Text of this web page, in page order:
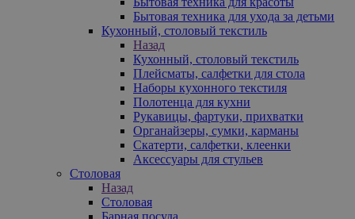
Бытовая техника для ухода за детьми
Кухонный, столовый текстиль
Назад
Кухонный, столовый текстиль
Плейсматы, салфетки для стола
Наборы кухонного текстиля
Полотенца для кухни
Рукавицы, фартуки, прихватки
Органайзеры, сумки, карманы
Скатерти, салфетки, клеенки
Аксессуары для стульев
Столовая
Назад
Столовая
Барная посуда